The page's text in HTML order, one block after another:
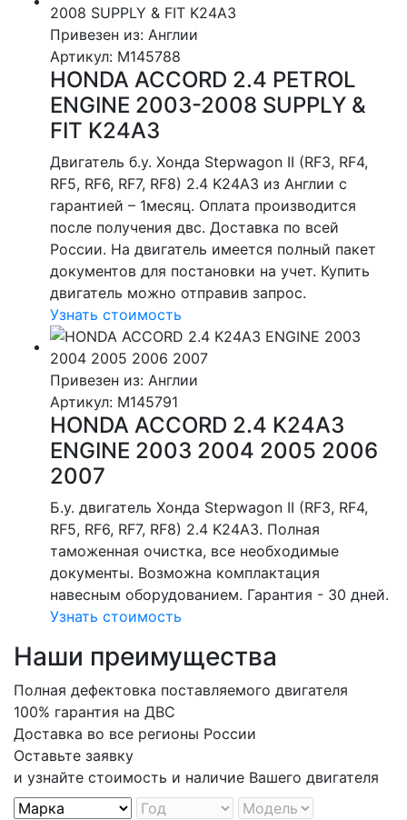
Привезен из: Англии
Артикул: M145788
HONDA ACCORD 2.4 PETROL
ENGINE 2003-2008 SUPPLY &
FIT K24A3
Двигатель б.у. Хонда Stepwagon II (RF3, RF4,
RF5, RF6, RF7, RF8) 2.4 K24A3 из Англии с
гарантией – 1месяц. Оплата производится
после получения двс. Доставка по всей
России. На двигатель имеется полный пакет
документов для постановки на учет. Купить
двигатель можно отправив запрос.
Узнать стоимость
Привезен из: Англии
Артикул: M145791
HONDA ACCORD 2.4 K24A3
ENGINE 2003 2004 2005 2006
2007
Б.у. двигатель Хонда Stepwagon II (RF3, RF4,
RF5, RF6, RF7, RF8) 2.4 K24A3. Полная
таможенная очистка, все необходимые
документы. Возможна комплактация
навесным оборудованием. Гарантия - 30 дней.
Узнать стоимость
Наши преимущества
Полная дефектовка поставляемого двигателя
100% гарантия на ДВС
Доставка во все регионы России
Оставьте заявку
и узнайте стоимость и наличие Вашего двигателя